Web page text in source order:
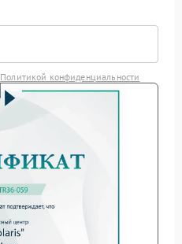
Политикой конфиденциальности